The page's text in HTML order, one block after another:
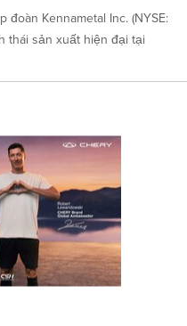
đoàn Kennametal Inc. (NYSE:
thái sản xuất hiện đại tại